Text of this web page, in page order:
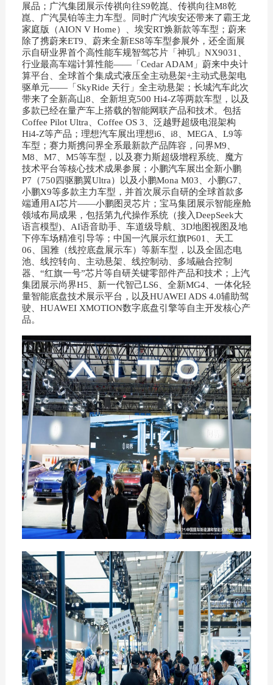
展品；广汽集团展示传祺向往S9乾崑、传祺向往M8乾
崑、广汽昊铂等主力车型。同时广汽埃安还带来了霸王龙
家庭版（AION V Home）、埃安RT焕新款等车型；蔚来
除了携蔚来ET9、蔚来全新ES8等车型参展外，还全面展
示自研业界首个高性能车规智驾芯片「神玑」NX9031、
行业最高车端计算性能——「Cedar ADAM」蔚来中央计
算平台、全球首个集成式液压全主动悬架+主动式悬架电
驱单元——「SkyRide 天行」全主动悬架；长城汽车此次
带来了全新高山8、全新坦克500 Hi4-Z等两款车型，以及
多款已经在量产车上搭载的智能网联产品和技术。包括
Coffee Pilot Ultra、Coffee OS 3、泛越野超级电混架构
Hi4-Z等产品；理想汽车展出理想i6、i8、MEGA、L9等
车型；赛力斯携问界全系最新款产品阵容，问界M9、
M8、M7、M5等车型，以及赛力斯超级增程系统、魔方
技术平台等核心技术成果参展；小鹏汽车展出全新小鹏
P7（750四驱鹏翼Ultra）以及小鹏Mona M03、小鹏G7、
小鹏X9等多款主力车型，并首次展示自研的全球首款多
端通用AI芯片——小鹏图灵芯片；宝马集团展示智能座舱
领域布局成果，包括第九代操作系统（接入DeepSeek大
语言模型)、AI语音助手、车道级导航、3D地图视图及地
下停车场精准引导等；中国一汽展示红旗P601、天工
06、国雅（线控底盘展示车）等新车型，以及全固态电
池、线控转向、主动悬架、线控制动、多域融合控制
器、“红旗一号”芯片等自研关键零部件产品和技术；上汽
集团展示尚界H5、新一代智己LS6、全新MG4、一体化轻
量智能底盘技术展示平台，以及HUAWEI ADS 4.0辅助驾
驶、HUAWEI XMOTION数字底盘引擎等自主开发核心产
品。